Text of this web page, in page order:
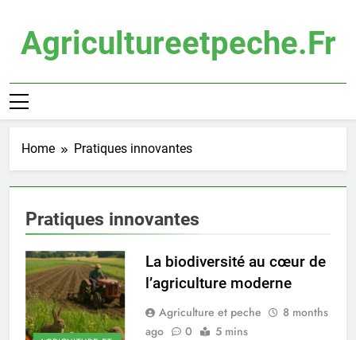
contentAgricultureetpeche.fr
Home Pratiques innovantes
Pratiques innovantes
La biodiversité au cœur de
l’agriculture moderne
Agriculture et peche
8 months
ago
0 5 mins